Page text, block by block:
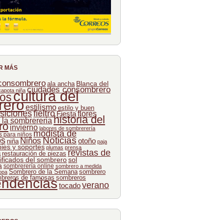
MÁS
ala ancha Blanca del
niña ciudades consombrero
cultura del
estilismo estilo y buen
fieltro Fiestaflores
la sombrereria historia del
invierno labores de sombrerería
para niños modista de
niña NiñosNoticiasotoño paja
y soportes plumas prensa
restauración de piezas revistas de
del sombrero sol
sombrerería online sombrero a medida
Sombrero de la Semana sombrero
de famosas sombreros
tocadoverano